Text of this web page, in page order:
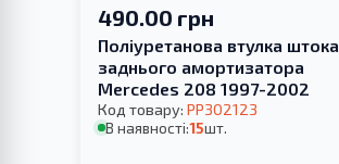
490.00 грн
Поліуретанова втулка штока
заднього амортизатора
Merсedes 208 1997-2002
Код товару: PP302123
В наявності:15шт.